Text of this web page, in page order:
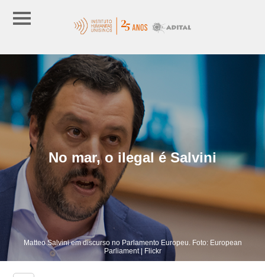
No mar, o ilegal é Salvini
Matteo Salvini em discurso no Parlamento Europeu. Foto: European
Parliament | Flickr